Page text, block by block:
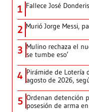
1 Fallece José
2 Murió Jorge Messi,
3 Mulino rechaza el
se tumbe eso’
4 Pirámide de Lotería
agosto de 2026,
5 Ordenan detención
posesión de arma